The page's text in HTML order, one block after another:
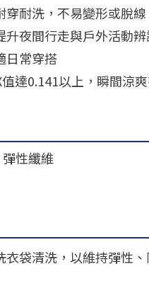
穿耐洗，不易變形或脫線
升夜間行走與戶外活動
日常穿搭
達0.141以上，瞬間涼
性纖維
袋清洗，以維持彈性、